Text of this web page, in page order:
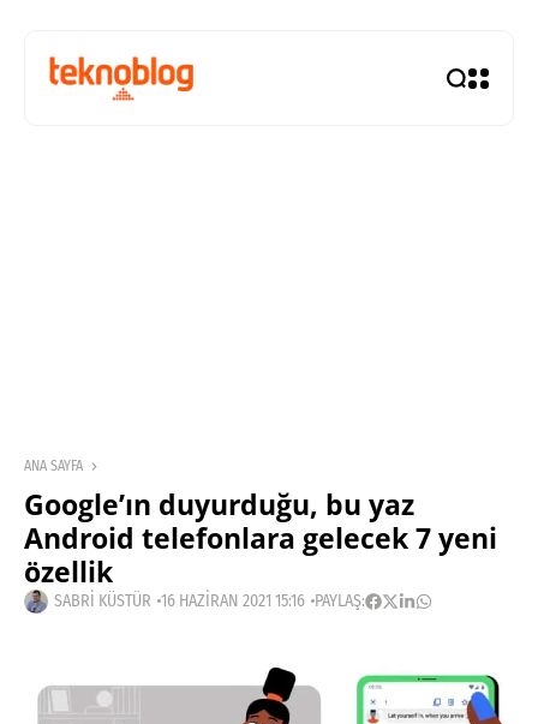
ANA SAYFA
Google’ın duyurduğu, bu yaz
Android telefonlara gelecek 7 yeni
özellik
SABRI KÜSTÜR 16 HAZIRAN 2021 15:16 PAYLAŞ: